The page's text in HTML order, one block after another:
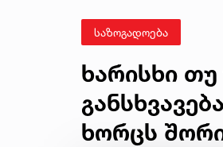
საზოგადოება
ხარისხი
ხორცს